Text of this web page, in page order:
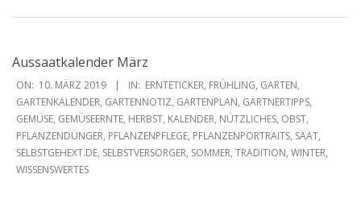
Aussaatkalender März
2019-
03-
10
ON: 10. MÄRZ 2019 IN: ERNTETICKER, FRÜHLING, GARTEN,
GARTENKALENDER, GARTENNOTIZ, GARTENPLAN, GÄRTNERTIPPS,
GEMÜSE, GEMÜSEERNTE, HERBST, KALENDER, NÜTZLICHES, OBST,
PFLANZENDÜNGER, PFLANZENPFLEGE, PFLANZENPORTRAITS, SAAT,
SELBSTGEHEXT.DE, SELBSTVERSORGER, SOMMER, TRADITION, WINTER,
WISSENSWERTES